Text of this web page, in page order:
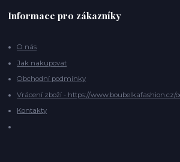
Informace pro zákazníky
O nás
Jak nakupovat
Obchodní podmínky
Vrácení zboží - https://www.boubelkafashion.cz/
Kontakty